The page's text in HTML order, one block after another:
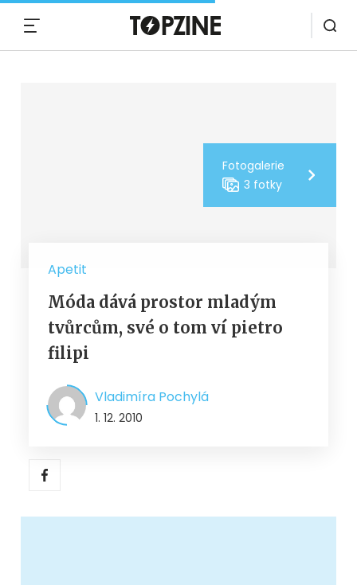
Fotogalerie
3 fotky
Apetit
Móda dává prostor mladým
tvůrcům, své o tom ví pietro
filipi
Vladimíra Pochylá
1. 12. 2010